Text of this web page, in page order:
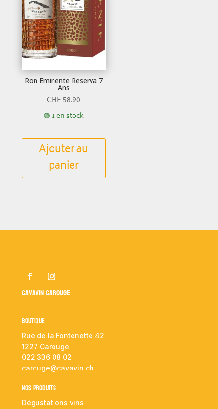
Ron Eminente Reserva 7
Ans
CHF 58.90
🟢 1 en stock
Ajouter au
panier
Cavavin Carouge
Boutique
Rue de la Fontenette 42
1227 Carouge
022 336 08 02
carouge@cavavin.ch
NOS PRODUITS
Dégustations vins